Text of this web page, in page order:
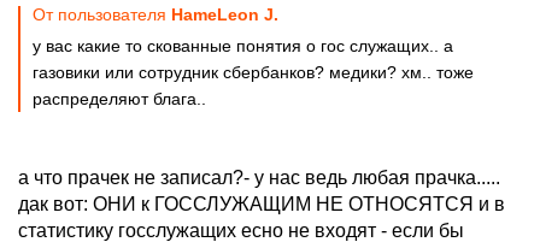
От пользователя HameLeon J.
у вас какие то скованные понятия о гос служащих.. а
газовики или сотрудник сбербанков? медики? хм.. тоже
распределяют блага..
а что прачек не записал?- у нас ведь любая прачка.....
дак вот: ОНИ к ГОССЛУЖАЩИМ НЕ ОТНОСЯТСЯ и в
статистику госслужащих есно не входят - если бы